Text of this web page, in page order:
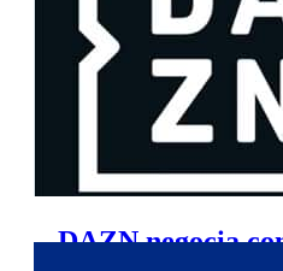
DAZN negocia